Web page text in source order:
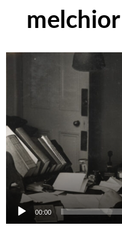
Odtwarzacz
00:00